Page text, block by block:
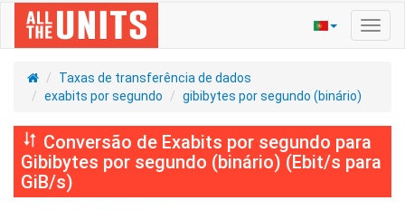
Taxas de transferência de dados
exabits por segundo
gibibytes por segundo (binário)
Conversão de Exabits por segundo para
Gibibytes por segundo (binário) (Ebit/s para
GiB/s)